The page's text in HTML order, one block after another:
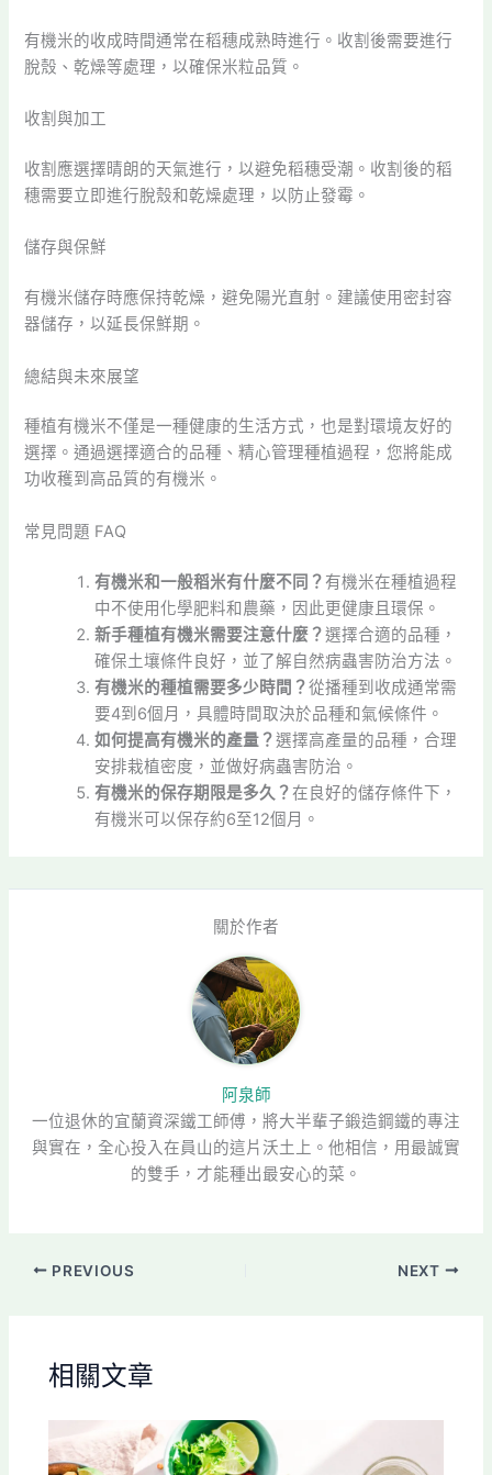
有機米的收成時間通常在稻穗成熟時進行。收割後需要進行
脫殼、乾燥等處理，以確保米粒品質。
收割與加工
收割應選擇晴朗的天氣進行，以避免稻穗受潮。收割後的稻
穗需要立即進行脫殼和乾燥處理，以防止發霉。
儲存與保鮮
有機米儲存時應保持乾燥，避免陽光直射。建議使用密封容
器儲存，以延長保鮮期。
總結與未來展望
種植有機米不僅是一種健康的生活方式，也是對環境友好的
選擇。通過選擇適合的品種、精心管理種植過程，您將能成
功收穫到高品質的有機米。
常見問題 FAQ
有機米和一般稻米有什麼不同？ 有機米在種植過程
中不使用化學肥料和農藥，因此更健康且環保。
新手種植有機米需要注意什麼？選擇合適的品種，
確保土壤條件良好，並了解自然病蟲害防治方法。
有機米的種植需要多少時間？從播種到收成通常需
要4到6個月，具體時間取決於品種和氣候條件。
如何提高有機米的產量？選擇高產量的品種，合理
安排栽植密度，並做好病蟲害防治。
有機米的保存期限是多久？在良好的儲存條件下，
有機米可以保存約6至12個月。
關於作者
阿泉師
一位退休的宜蘭資深鐵工師傅，將大半輩子鍛造鋼鐵的專注
與實在，全心投入在員山的這片沃土上。他相信，用最誠實
的雙手，才能種出最安心的菜。
PREVIOUS NEXT
相關文章